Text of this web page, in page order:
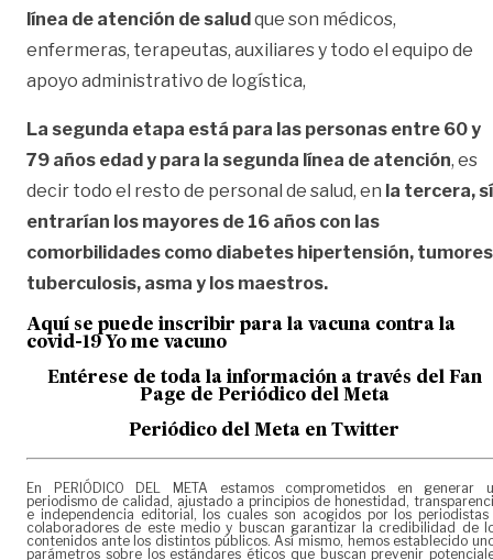
línea de atención de saludque son médicos,
enfermeras, terapeutas, auxiliares y todo el equipo de
apoyo administrativo de logística,
La segunda etapa está para las personas entre 60 y
79 años edad y para la segunda línea de atención, es
decir todo el resto de personal de salud, en la tercera, sí
entrarían los mayores de 16 años con las
comorbilidades como diabetes hipertensión,
tuberculosis, asma y los maestros.
Aquí se puede inscribir para la vacuna contra la
covid-19 Yo me vacuno
Entérese de toda la información a través del Fan
Page de Periódico del Meta
Periódico del Meta en Twitter
En PERIÓDICO DEL META estamos comprometidos en generar
periodismo de calidad, ajustado a principios de honestidad,
e independencia editorial, los cuales son acogidos por los periodistas
colaboradores de este medio y buscan garantizar la credibilidad de
contenidos ante los distintos públicos. Así mismo, hemos establecido
parámetros sobre los estándares éticos que buscan prevenir